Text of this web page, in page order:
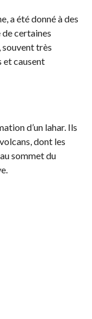
a été donné à des
certaines
souvent très
et causent
d’un lahar. Ils
dont les
sommet du